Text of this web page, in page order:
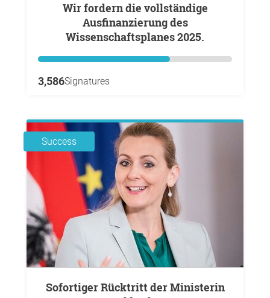
Wir fordern die vollständige
Ausfinanzierung des
Wissenschaftsplanes 2025.
3,586Signatures
Success
Sofortiger Rücktritt der Ministerin